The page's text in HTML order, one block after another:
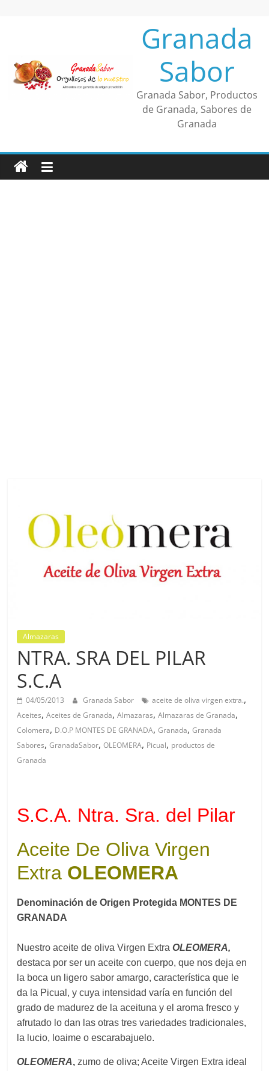
Granada
Sabor
Granada Sabor, Productos
de Granada, Sabores de
Granada
Almazaras
NTRA. SRA DEL PILAR
S.C.A
04/05/2013 Granada Sabor aceite de oliva virgen extra.,
Aceites,Aceites de Granada,Almazaras,Almazaras de Granada,
Colomera, D.O.P MONTES DE GRANADA,Granada,Granada
Sabores,GranadaSabor,OLEOMERA, Picual, productos de
Granada
S.C.A. Ntra. Sra. del Pilar
Aceite De Oliva Virgen
Extra OLEOMERA
Denominación de Origen Protegida MONTES DE
GRANADA
Nuestro aceite de oliva Virgen ExtraOLEOMERA,
destaca por ser un aceite con cuerpo, que nos deja en
la boca un ligero sabor amargo, característica que le
da la Picual, y cuya intensidad varía en función del
grado de madurez de la aceituna y el aroma fresco y
afrutado lo dan las otras tres variedades tradicionales,
la lucio, loaime o escarabajuelo.
OLEOMERA, zumo de oliva; Aceite Virgen Extra ideal